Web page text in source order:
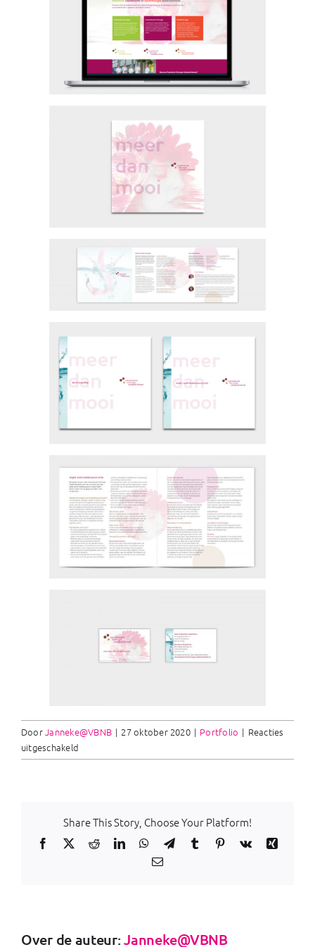
DoorJanneke@VBNB | 27 oktober 2020 | Portfolio | Reacties
uitgeschakeld
Cosmetische
Share This Story, Choose Your Platform!
Facebook
X RedditLinkedInWhatsApp
TelegramTumblr Pinterest
Vk
Xing
E-
Over de auteur:Janneke@VBNB